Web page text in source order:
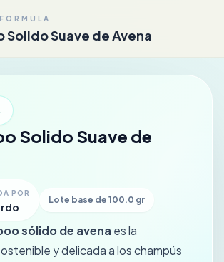
Solido Suave de Avena
Solido Suave de
POR
Lote base de 100.0 gr
sólido de avena es la
y delicada a los champús